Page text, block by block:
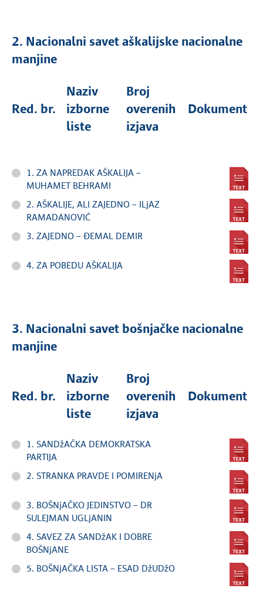
2. Nacionalni savet aškalijske nacionalne
manjine
Red. br.
Naziv
izborne
liste
Broj
overenih
izjava
Dokument
1. ZA NAPREDAK AŠKALIJA –
MUHAMET BEHRAMI
2. AŠKALIJE, ALI ZAJEDNO – ILjAZ
RAMADANOVIĆ
3. ZAJEDNO – ĐEMAL DEMIR
4. ZA POBEDU AŠKALIJA
3. Nacionalni savet bošnjačke nacionalne
manjine
Red. br.
Naziv
izborne
liste
Broj
overenih
izjava
Dokument
1. SANDžAČKA DEMOKRATSKA
PARTIJA
2. STRANKA PRAVDE I POMIRENjA
3. BOŠNjAČKO JEDINSTVO – DR
SULEJMAN UGLjANIN
4. SAVEZ ZA SANDžAK I DOBRE
BOŠNjANE
5. BOŠNjAČKA LISTA – ESAD DžUDžO